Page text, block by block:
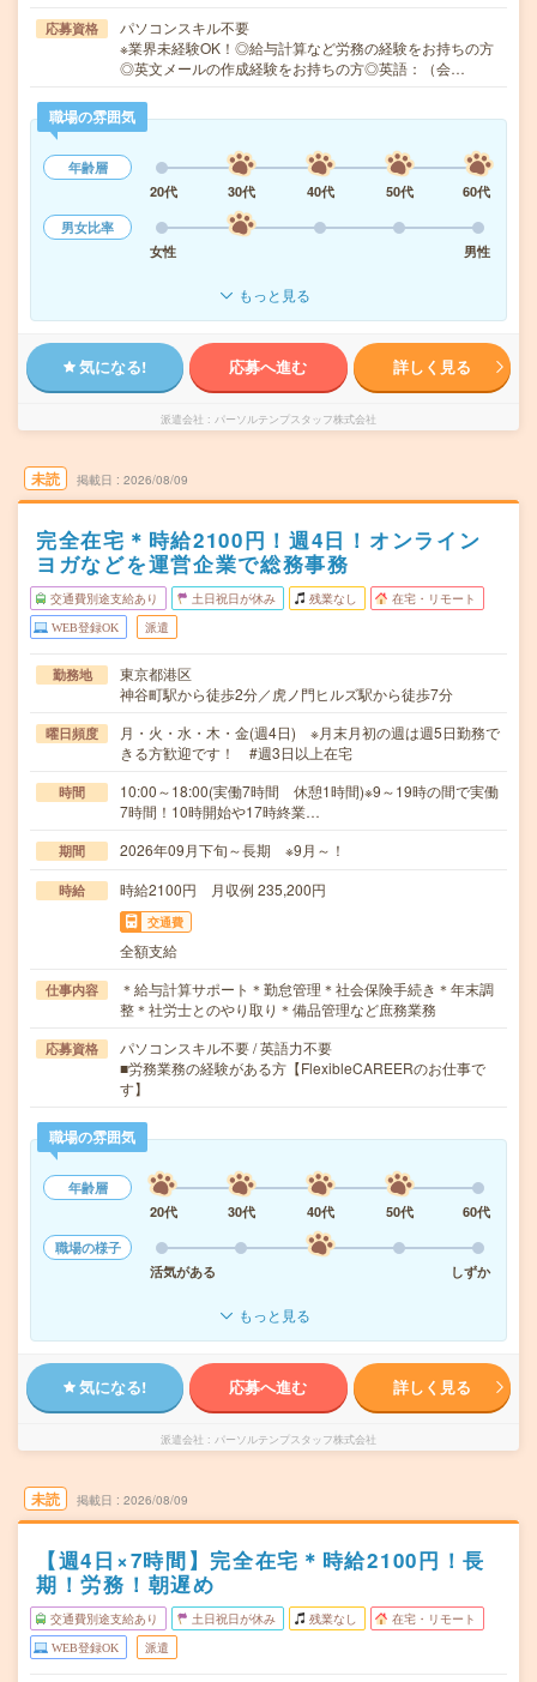
応募資格
パソコンスキル不要
※業界未経験OK！◎給与計算など労務の経験をお持ちの方
◎英文メールの作成経験をお持ちの方◎英語：（会…
職場の雰囲気
年齢層
20代
30代 40代 50代
60代
男女比率
女性
男性
もっと見る
気になる! 応募へ進む 詳しく見る
派遣会社 パーソルテンプスタッフ株式会社
未読 掲載日 2026/08/09
完全在宅＊時給2100円！週4日！オンライン
ヨガなどを運営企業で総務事務
交通費別途支給あり 土日祝日が休み 残業なし 在宅・リモート
WEB登録OK 派遣
勤務地
東京都港区
神谷町駅から徒歩2分／虎ノ門ヒルズ駅から徒歩7分
曜日頻度
月・火・水・木・金(週4日) ※月末月初の週は週5日勤務で
きる方歓迎です！ #週3日以上在宅
時間
10:00～18:00(実働7時間 休憩1時間)※9～19時の間で実働
7時間！10時開始や17時終業…
期間 2026年09月下旬～長期 ※9月～！
時給 時給2100円 月収例 235,200円
交通費
全額支給
仕事内容
＊給与計算サポート＊勤怠管理＊社会保険手続き＊年末調
整＊社労士とのやり取り＊備品管理など庶務業務
応募資格
パソコンスキル不要 / 英語力不要
■労務業務の経験がある方【FlexibleCAREERのお仕事で
す】
職場の雰囲気
年齢層
20代
30代 40代 50代
60代
職場の様子
活気がある
しずか
もっと見る
気になる! 応募へ進む 詳しく見る
派遣会社 パーソルテンプスタッフ株式会社
未読 掲載日 2026/08/09
【週4日×7時間】完全在宅＊時給2100円！長
期！労務！朝遅め
交通費別途支給あり 土日祝日が休み 残業なし 在宅・リモート
WEB登録OK 派遣